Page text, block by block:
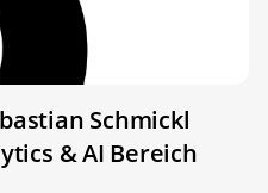
Schmickl
& AI Bereich